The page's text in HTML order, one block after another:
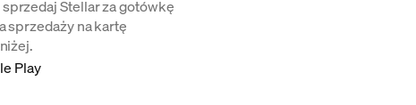
Stellar za gotówkę
na kartę
Play